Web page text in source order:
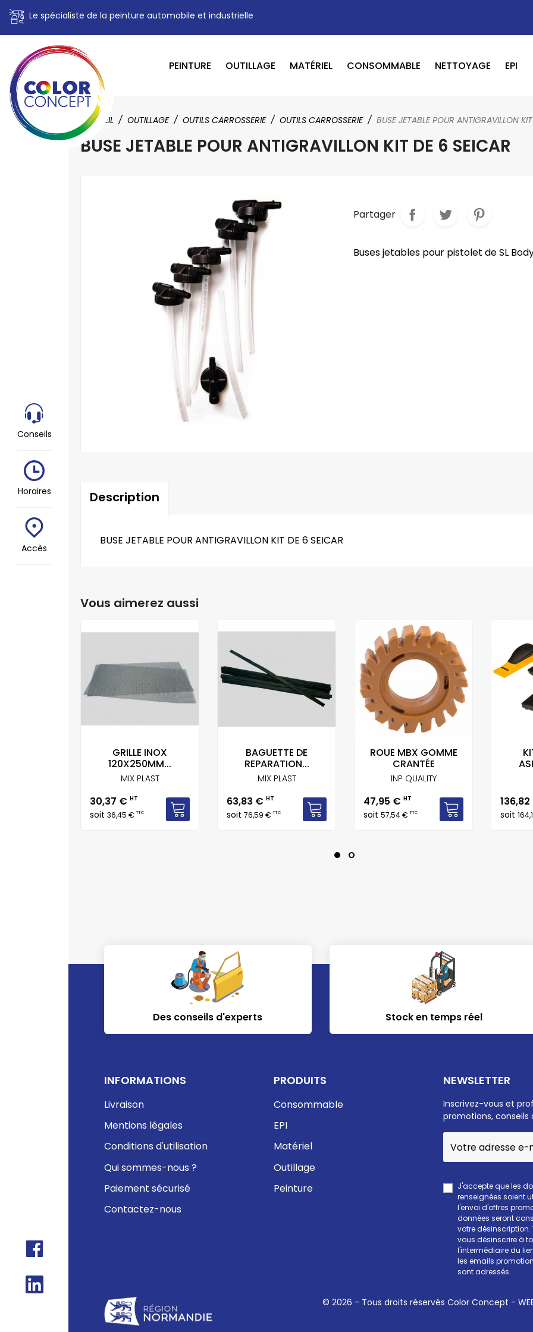
Le spécialiste de la peinture automobile et industrielle
PEINTURE OUTILLAGE MATÉRIEL CONSOMMABLE NETTOYAGE EPI
ACCUEIL OUTILLAGE OUTILS CARROSSERIE OUTILS CARROSSERIE BUSE JETABLE POUR ANTIGRAVILLON
BUSE JETABLE POUR ANTIGRAVILLON KIT DE 6 SEICAR
Partager
Buses jetables pour pistolet de SL
Description
BUSE JETABLE POUR ANTIGRAVILLON KIT DE 6 SEICAR
Vous aimerez aussi
GRILLE INOX
120X250MM...
MIX PLAST
Prix
30,37 € HT
soit 36,45 €TTC
BAGUETTE DE
REPARATION...
MIX PLAST
Prix
63,83 € HT
soit 76,59 €TTC
ROUE MBX GOMME
CRANTÉE
INP QUALITY
Prix
47,95 € HT
soit 57,54 €TTC
Prix
soit
Des conseils d'experts Stock en temps réel
INFORMATIONS
Livraison
Mentions légales
Conditions d'utilisation
Qui sommes-nous ?
Paiement sécurisé
Contactez-nous
PRODUITS
Consommable
EPI
Matériel
Outillage
Peinture
NEWSLETTER
Inscrivez-vous et
promotions, conseils
J'accepte que les
renseignées soient
l'envoi d'offres
données seront
votre désinscription.
vous désinscrire à
l'intermédiaire du
les emails
sont adressés.
© 2026 - Tous droits réservés Color Concept -
Conseils
Horaires
Accès